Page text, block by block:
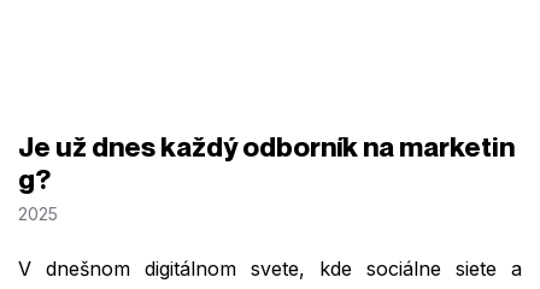
Je už dnes každý odborník na marketin
g?
2025
V dnešnom digitálnom svete, kde sociálne siete a